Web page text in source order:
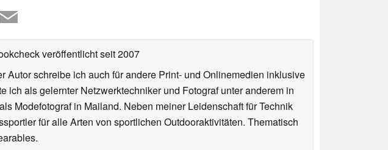
veröffentlichtseit 2007
schreibe ich auch für andere Print- und Onlinemedien inklusive
als gelernter Netzwerktechniker und Fotograf unter anderem in
Modefotograf in Mailand. Neben meiner Leidenschaft für Technik
für alle Arten von sportlichen Outdooraktivitäten. Thematisch